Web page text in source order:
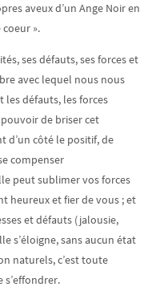
aveux d’un Ange Noir en
coeur ».
ses défauts, ses forces et
avec lequel nous nous
les défauts, les forces
de briser cet
d’un côté le positif, de
compenser
peut sublimer vos forces
heureux et fier de vous ; et
et défauts (jalousie,
s’éloigne, sans aucun état
naturels, c’est toute